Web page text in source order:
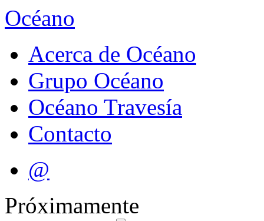
Océano
Acerca de Océano
Grupo Océano
Océano Travesía
Contacto
@
Próximamente